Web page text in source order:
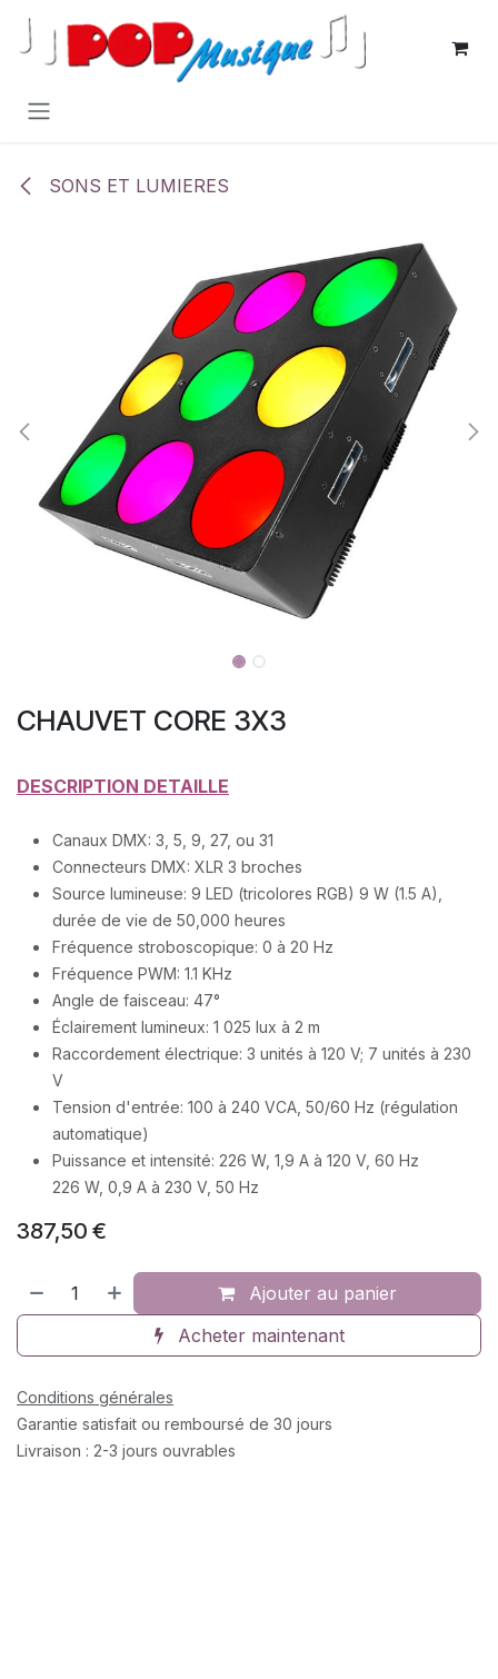
Se rendre au contenu
SONS ET LUMIERES
CHAUVET CORE 3X3
DESCRIPTION DETAILLE
Canaux DMX: 3, 5, 9, 27, ou 31
Connecteurs DMX: XLR 3 broches
Source lumineuse: 9 LED (tricolores RGB) 9 W (1.5 A),
durée de vie de 50,000 heures
Fréquence stroboscopique: 0 à 20 Hz
Fréquence PWM: 1.1 KHz
Angle de faisceau: 47°
Éclairement lumineux: 1 025 lux à 2 m
Raccordement électrique: 3 unités à 120 V; 7 unités à 230
V
Tension d'entrée: 100 à 240 VCA, 50/60 Hz (régulation
automatique)
Puissance et intensité: 226 W, 1,9 A à 120 V, 60 Hz
226 W, 0,9 A à 230 V, 50 Hz
387,50 €
Ajouter au panier
Acheter maintenant
Conditions générales
Garantie satisfait ou remboursé de 30 jours
Livraison : 2-3 jours ouvrables